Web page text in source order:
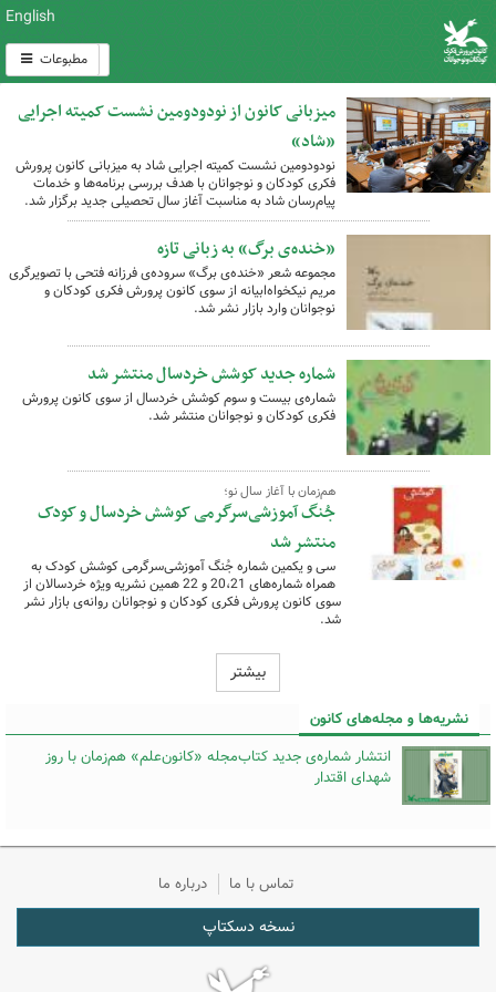
English
مطبوعات
میزبانی کانون از نودودومین نشست کمیته اجرایی
«شاد»
نودودومین نشست کمیته اجرایی شاد به میزبانی کانون پرورش
فکری کودکان و نوجوانان با هدف بررسی برنامه‌ها و خدمات
پیام‌رسان شاد به مناسبت آغاز سال تحصیلی جدید برگزار شد.
«خنده‌ی برگ» به زبانی تازه
مجموعه شعر «خنده‌ی برگ» سروده‌ی فرزانه فتحی با تصویرگری
مریم نیکخواه‌ابیانه از سوی کانون پرورش فکری کودکان و
نوجوانان وارد بازار نشر شد.
شماره جدید کوشش خردسال منتشر شد
شماره‌ی بیست و سوم کوشش خردسال از سوی کانون پرورش
فکری کودکان و نوجوانان منتشر شد.
هم‌زمان با آغاز سال نو؛
جُنگ آموزشی‌سرگرمی کوشش خردسال و کودک
منتشر شد
سی‌ و یکمین شماره جُنگ آموزشی‌سرگرمی کوشش کودک به
همراه شماره‌های 20،21 و 22 همین نشریه ویژه خردسالان از
سوی کانون پرورش فکری کودکان و نوجوانان روانه‌ی بازار نشر
شد.
بیشتر
نشریه‌ها و مجله‌های کانون
انتشار شماره‌ی جدید کتاب‌مجله «کانون‌علم» هم‌زمان با روز
شهدای اقتدار
تماس با ما درباره ما
نسخه دسکتاپ